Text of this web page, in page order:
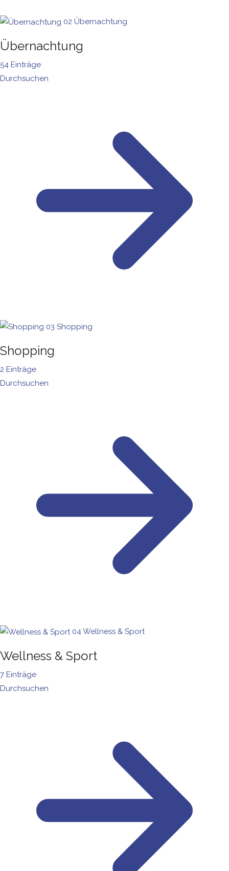
02 Übernachtung
Übernachtung
54 Einträge
Durchsuchen
03 Shopping
Shopping
2 Einträge
Durchsuchen
04Wellness & Sport
Wellness & Sport
7 Einträge
Durchsuchen